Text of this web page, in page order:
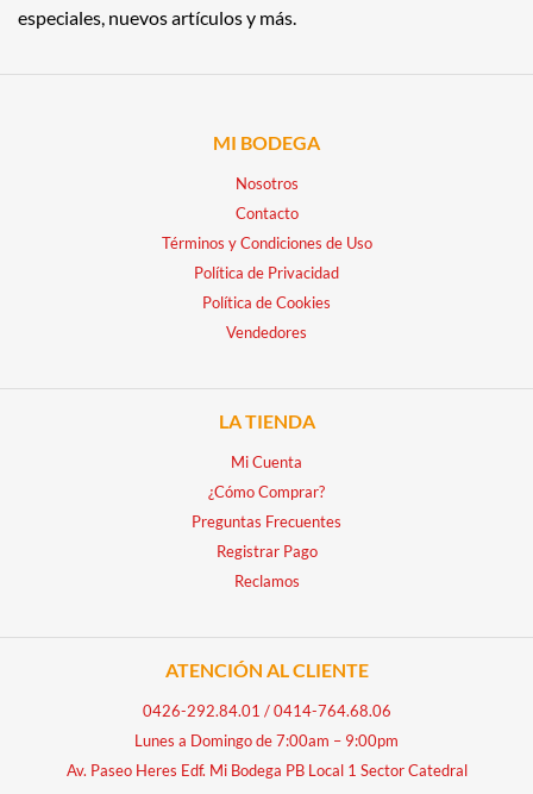
especiales, nuevos artículos y más.
MI BODEGA
Nosotros
Contacto
Términos y Condiciones de Uso
Política de Privacidad
Política de Cookies
Vendedores
LA TIENDA
Mi Cuenta
¿Cómo Comprar?
Preguntas Frecuentes
Registrar Pago
Reclamos
ATENCIÓN AL CLIENTE
0426-292.84.01 /0414-764.68.06
Lunes a Domingo de 7:00am – 9:00pm
Av. Paseo Heres Edf. Mi Bodega PB Local 1 Sector Catedral